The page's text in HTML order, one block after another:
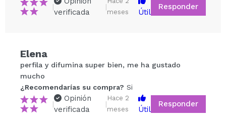
Tu vídeo podría ser el primero. Imagínatelo...
¿Recomendarías su compra? Si No
5/5
|
verificada
|
meses
Útil
Responder
Elena
perfila y difumina super bien, me ha gustado
mucho
¿Recomendarías su compra? Si
|
Opinión
verificada
|
Hace 2
meses
Útil
Responder